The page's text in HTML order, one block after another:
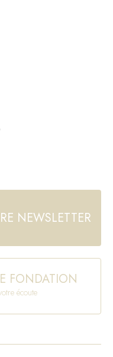
NEWSLETTER
FONDATION
écoute